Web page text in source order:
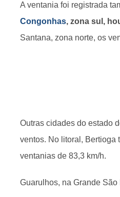
A ventania foi registrada
Congonhas, zona sul,
Santana, zona norte, os
Outras cidades do estado
ventos. No litoral, Bertioga
ventanias de 83,3 km/h.
Guarulhos, na Grande